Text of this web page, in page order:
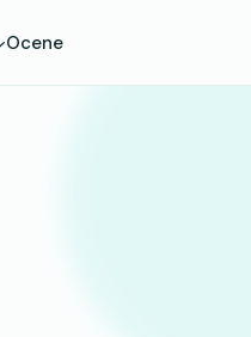
Ocene